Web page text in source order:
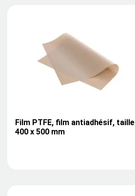
Film PTFE, film antiadhésif, taille
400 x 500 mm